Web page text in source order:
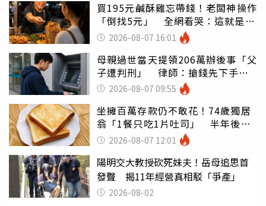
買195元鹹酥雞忘帶錢！老闆神操作
「倒找5元」 全網看哭：這就是台
灣 2026-08-07 16:01
母親過世當天提領206萬辦後事「父
子遭判刑」 律師：搶錢先下手是
罪 2026-08-07 09:55
坐擁百萬存款仍不敢花！74歲獨居
翁「1餐只吃1片吐司」 半年後暴
瘦嚇壞女兒
2026-08-07 12:01
陽明交大教授砍死妹夫！岳母追思首
發聲 揭11年經營真相駁「爭產」
2026-08-02